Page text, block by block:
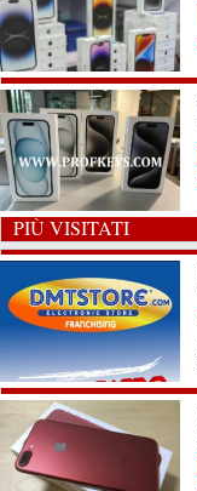
PIÙ VISITATI